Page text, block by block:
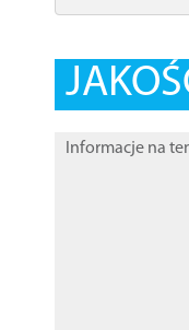
Informacje na